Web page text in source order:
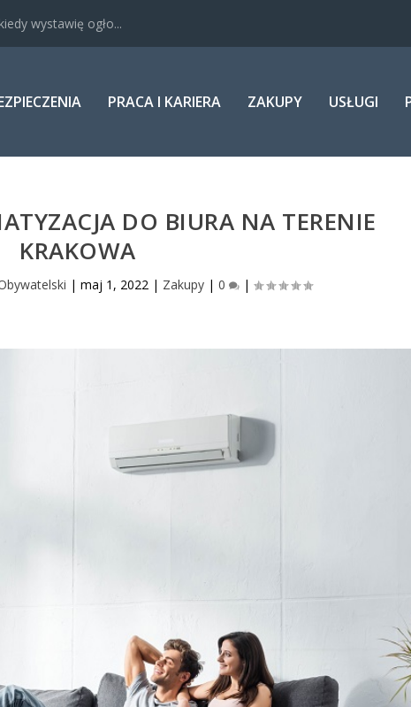
wystawię ogło...
PRACA I KARIERA ZAKUPY USŁUGI
DO BIURA NA TERENIE
KRAKOWA
|maj 1, 2022 | Zakupy |0 |